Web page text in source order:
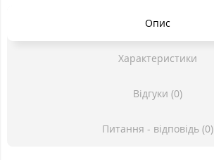
Опис
Характеристики
Відгуки (0)
Питання - відповідь (0)